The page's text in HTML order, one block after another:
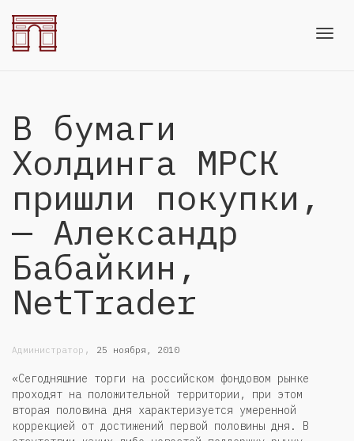
В бумаги
Холдинга МРСК
пришли покупки,
— Александр
Бабайкин,
NetTrader
Администратор , 25 ноября, 2010
«Сегодняшние торги на российском фондовом рынке
проходят на положительной территории, при этом
вторая половина дня характеризуется умеренной
коррекцией от достижений первой половины дня. В